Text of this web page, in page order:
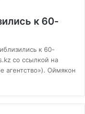
к 60-
к 60-
со ссылкой на
агентство»). Оймякон